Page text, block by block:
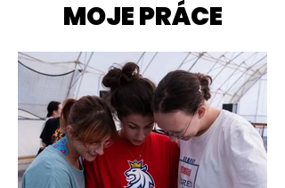
MOJE PRÁCE